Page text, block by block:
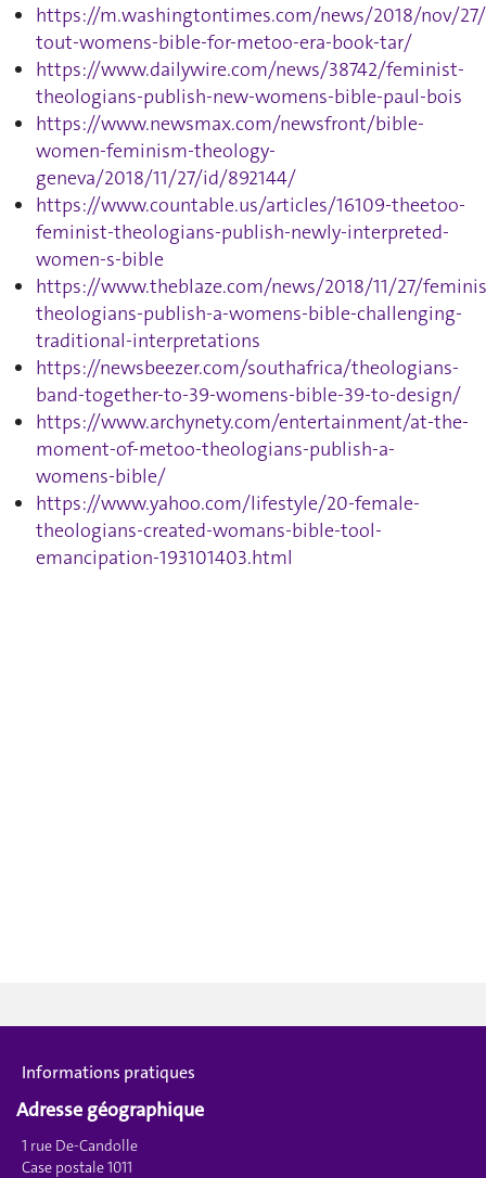
https://m.washingtontimes.com/news/2018/nov/
tout-womens-bible-for-metoo-era-book-tar/
https://www.dailywire.com/news/38742/feminist-
theologians-publish-new-womens-bible-paul-bois
https://www.newsmax.com/newsfront/bible-
women-feminism-theology-
geneva/2018/11/27/id/892144/
https://www.countable.us/articles/16109-theetoo-
feminist-theologians-publish-newly-interpreted-
women-s-bible
https://www.theblaze.com/news/2018/11/27/
theologians-publish-a-womens-bible-challenging-
traditional-interpretations
https://newsbeezer.com/southafrica/theologians-
band-together-to-39-womens-bible-39-to-design/
https://www.archynety.com/entertainment/at-the-
moment-of-metoo-theologians-publish-a-
womens-bible/
https://www.yahoo.com/lifestyle/20-female-
theologians-created-womans-bible-tool-
emancipation-193101403.html
Informations pratiques
Adresse géographique
1 rue De-Candolle
Case postale 1011